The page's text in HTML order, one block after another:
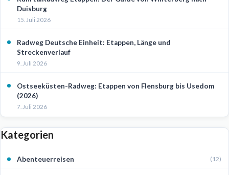
Duisburg
15. Juli 2026
Radweg Deutsche Einheit: Etappen, Länge und
Streckenverlauf
9. Juli 2026
Ostseeküsten-Radweg: Etappen von Flensburg bis Usedom
(2026)
7. Juli 2026
Kategorien
Abenteuerreisen (12)